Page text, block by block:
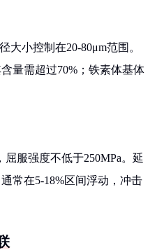
大小控制在20-80μm范围。
量需超过70%；铁素体基体
服强度不低于250MPa。延
常在5-18%区间浮动，冲击